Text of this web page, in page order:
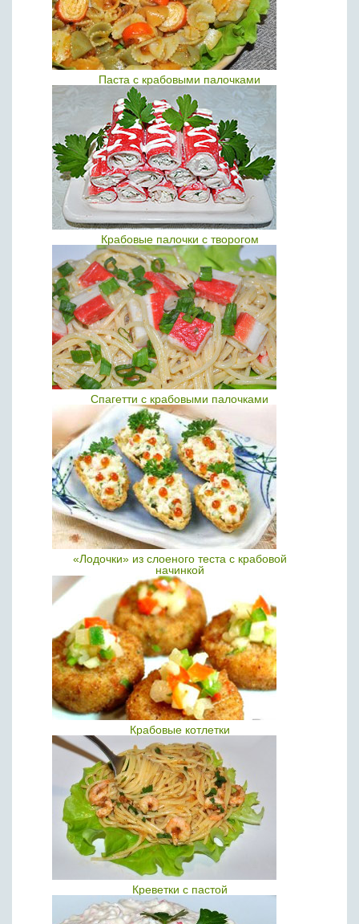
Паста с крабовыми палочками
Крабовые палочки с творогом
Спагетти с крабовыми палочками
«Лодочки» из слоеного теста с крабовой
начинкой
Крабовые котлетки
Креветки с пастой